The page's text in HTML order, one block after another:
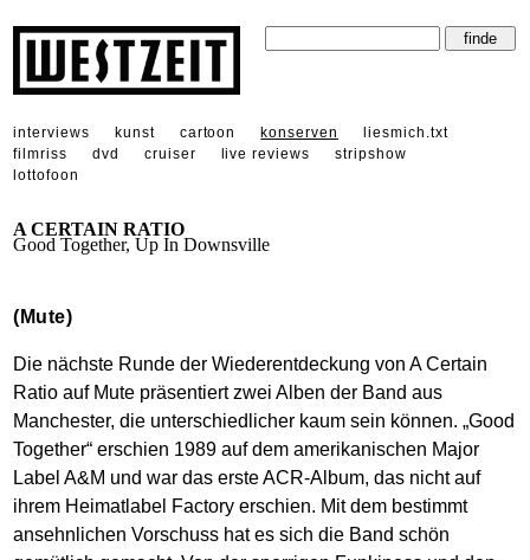
interviews kunst cartoon konserven
liesmich.txt
filmriss
dvd cruiser live reviews
stripshow
lottofoon
A CERTAIN RATIO
Good Together, Up In Downsville
(Mute)
Die nächste Runde der Wiederentdeckung von A Certain
Ratio auf Mute präsentiert zwei Alben der Band aus
Manchester, die unterschiedlicher kaum sein können. „Good
Together“ erschien 1989 auf dem amerikanischen Major
Label A&M und war das erste ACR-Album, das nicht auf
ihrem Heimatlabel Factory erschien. Mit dem bestimmt
ansehnlichen Vorschuss hat es sich die Band schön